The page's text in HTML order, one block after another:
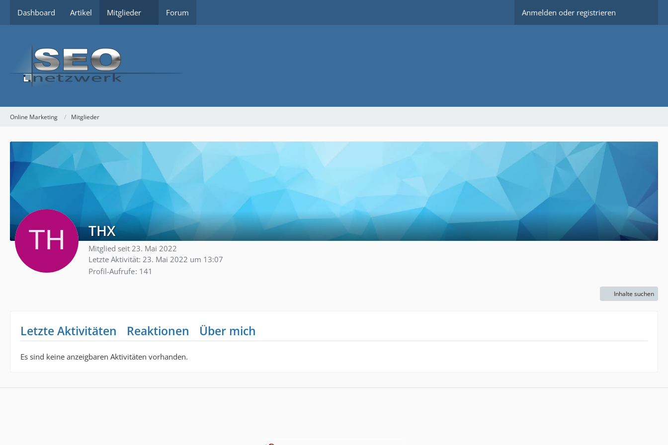
Dashboard Artikel Mitglieder Forum Anmelden oder registrieren
Online Marketing Mitglieder
THX
Mitglied seit 23. Mai 2022
Letzte Aktivität: 23. Mai 2022 um 13:07
Profil-Aufrufe 141
Inhalte suchen
Letzte Aktivitäten Reaktionen Über mich
Es sind keine anzeigbaren Aktivitäten vorhanden.